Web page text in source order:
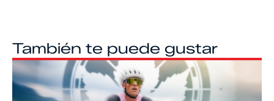
También te puede gustar